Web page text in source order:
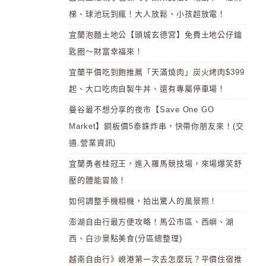
梯、球池玩到瘋！大人放鬆、小孩超放電！
宜蘭泡麵土地公【頭城玄德宮】免費土地公仔鑰
匙圈～財富幸福來！
宜蘭平價吃到飽推薦「天滿燒肉」炭火烤肉$399
起、大口吃肉自製牛丼、還有專屬停車場！
曼谷最不想分享的夜市【Save One GO
Market】銅板價5泰銖炸串，快帶你朋友來！(交
通.營業資訊)
宜蘭勇者桂冠王，進入羅馬競技場，來場爆笑舒
壓的體能冒險！
如何調整手機相機，拍出驚人的風景照！
澎湖自由行最方便攻略！馬公市區、西嶼、湖
西、白沙景點美食(分區總整理)
越南自由行》峴港第一次去怎麼玩？平價住宿推